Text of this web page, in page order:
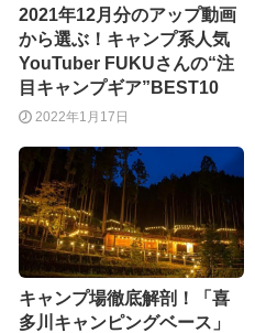
2021年12月分のアップ動画
から選ぶ！キャンプ系人気
YouTuber FUKUさんの“注
目キャンプギア”BEST10
2022年1月17日
キャンプ場徹底解剖！「喜
多川キャンピングベース」